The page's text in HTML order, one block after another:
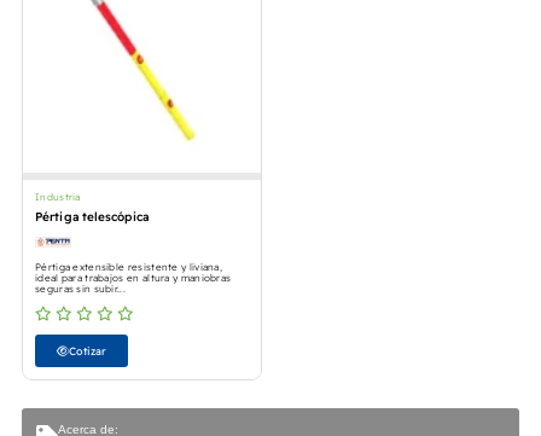
Acerca de:
Industria
Pértiga telescópica
Pértiga extensible resistente y liviana,
ideal para trabajos en altura y maniobras
seguras sin subir...
Cotizar